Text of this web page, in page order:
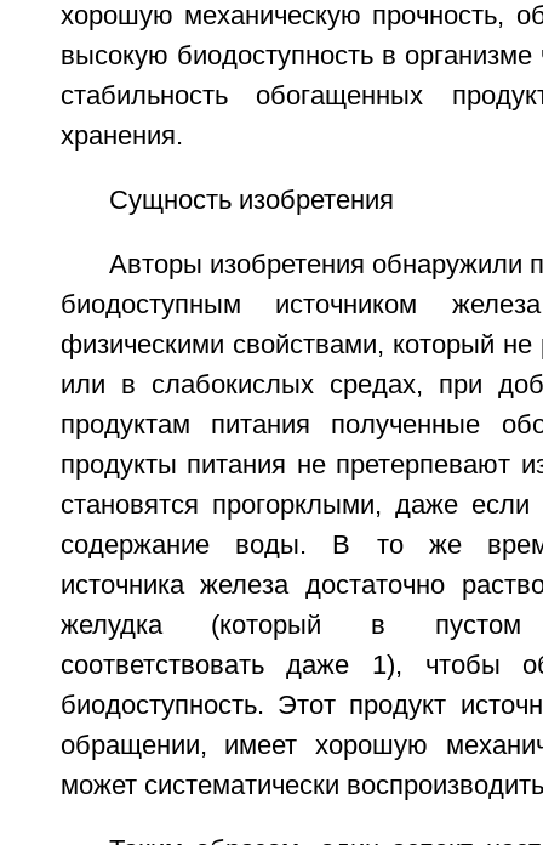
хорошую механическую прочность,
высокую биодоступность в
стабильность обогащенных
хранения.
Сущность изобретения
Авторы изобретения обнаружили
биодоступным источником
физическими свойствами, который не
или в слабокислых средах, при
продуктам питания полученные
продукты питания не претерпевают
становятся прогорклыми, даже
содержание воды. В то же
источника железа достаточно
желудка (который в
соответствовать даже 1), чтобы
биодоступность. Этот продукт
обращении, имеет хорошую
может систематически